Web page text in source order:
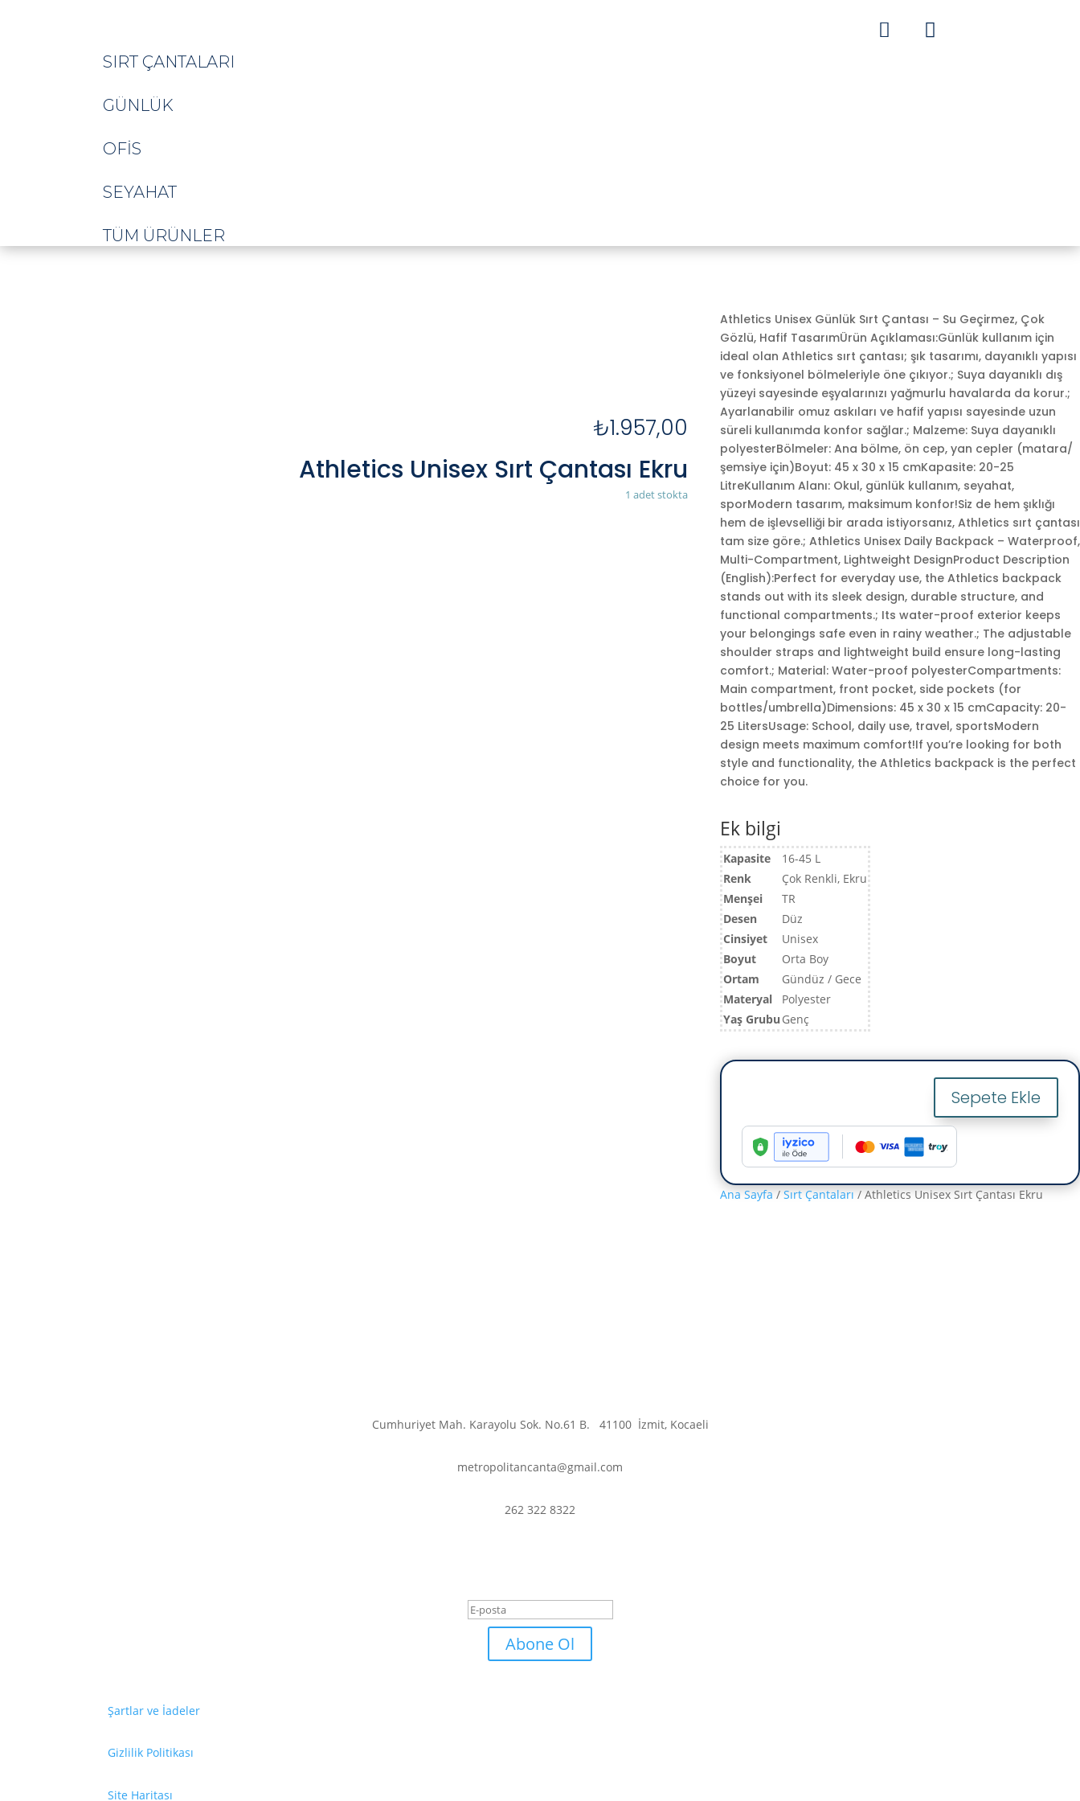
 
SIRT ÇANTALARI
GÜNLÜK
OFIS
SEYAHAT
TÜM ÜRÜNLER
₺1.957,00
Athletics Unisex Sırt Çantası Ekru
1 adet stokta
Athletics Unisex Günlük Sırt Çantası – Su Geçirmez, Çok
Gözlü, Hafif TasarımÜrün Açıklaması:Günlük kullanım için
ideal olan Athletics sırt çantası; şık tasarımı, dayanıklı yapısı
ve fonksiyonel bölmeleriyle öne çıkıyor.; Suya dayanıklı dış
yüzeyi sayesinde eşyalarınızı yağmurlu havalarda da korur.;
Ayarlanabilir omuz askıları ve hafif yapısı sayesinde uzun
süreli kullanımda konfor sağlar.; Malzeme: Suya dayanıklı
polyesterBölmeler: Ana bölme, ön cep, yan cepler (matara/
şemsiye için)Boyut: 45 x 30 x 15 cmKapasite: 20-25
LitreKullanım Alanı: Okul, günlük kullanım, seyahat,
sporModern tasarım, maksimum konfor!Siz de hem şıklığı
hem de işlevselliği bir arada istiyorsanız, Athletics sırt çantası
tam size göre.; Athletics Unisex Daily Backpack – Waterproof,
Multi-Compartment, Lightweight DesignProduct Description
(English):Perfect for everyday use, the Athletics backpack
stands out with its sleek design, durable structure, and
functional compartments.; Its water-proof exterior keeps
your belongings safe even in rainy weather.; The adjustable
shoulder straps and lightweight build ensure long-lasting
comfort.; Material: Water-proof polyesterCompartments:
Main compartment, front pocket, side pockets (for
bottles/umbrella)Dimensions: 45 x 30 x 15 cmCapacity: 20-
25 LitersUsage: School, daily use, travel, sportsModern
design meets maximum comfort!If you’re looking for both
style and functionality, the Athletics backpack is the perfect
choice for you.
Ek bilgi
Kapasite
16-45 L
Renk
Çok Renkli, Ekru
Menşei
TR
Desen
Düz
Cinsiyet
Unisex
Boyut
Orta Boy
Ortam
Gündüz / Gece
Materyal
Polyester
Yaş Grubu Genç
Athletics
Unisex
Sırt
Çantası
Ekru
adet
Sepete Ekle
Ana Sayfa / Sırt Çantaları / Athletics Unisex Sırt Çantası Ekru
Cumhuriyet Mah. Karayolu Sok. No.61 B. 41100 İzmit, Kocaeli
metropolitancanta@gmail.com
262 322 8322
Abone Ol
Şartlar ve İadeler
Gizlilik Politikası
Site Haritası